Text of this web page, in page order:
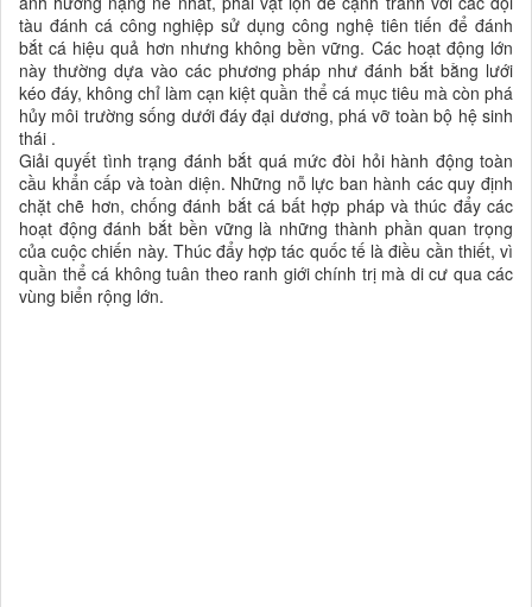
tàu đánh cá công nghiệp sử dụng công nghệ tiên tiến để đánh
bắt cá hiệu quả hơn nhưng không bền vững. Các hoạt động lớn
này thường dựa vào các phương pháp như đánh bắt bằng lưới
kéo đáy, không chỉ làm cạn kiệt quần thể cá mục tiêu mà còn phá
hủy môi trường sống dưới đáy đại dương, phá vỡ toàn bộ hệ sinh
thái .
Giải quyết tình trạng đánh bắt quá mức đòi hỏi hành động toàn
cầu khẩn cấp và toàn diện. Những nỗ lực ban hành các quy định
chặt chẽ hơn, chống đánh bắt cá bất hợp pháp và thúc đẩy các
hoạt động đánh bắt bền vững là những thành phần quan trọng
của cuộc chiến này. Thúc đẩy hợp tác quốc tế là điều cần thiết, vì
quần thể cá không tuân theo ranh giới chính trị mà di cư qua các
vùng biển rộng lớn.